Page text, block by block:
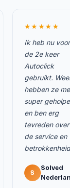
★★★★★
Ik heb nu voor
de 2e keer
Autoclick
gebruikt.
hebben ze me
super
en ben erg
tevreden over
de service en
S
Solved